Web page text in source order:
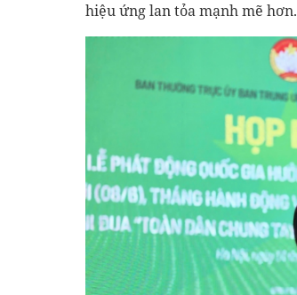
hiệu ứng lan tỏa mạnh mẽ hơn.